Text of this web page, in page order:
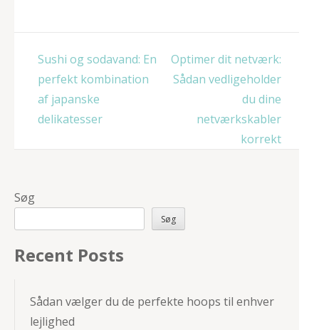
Indlægsnavigation
Sushi og sodavand: En
perfekt kombination
af japanske
delikatesser
Optimer dit netværk:
Sådan vedligeholder
du dine
netværkskabler
korrekt
Søg
Søg
Recent Posts
Sådan vælger du de perfekte hoops til enhver
lejlighed